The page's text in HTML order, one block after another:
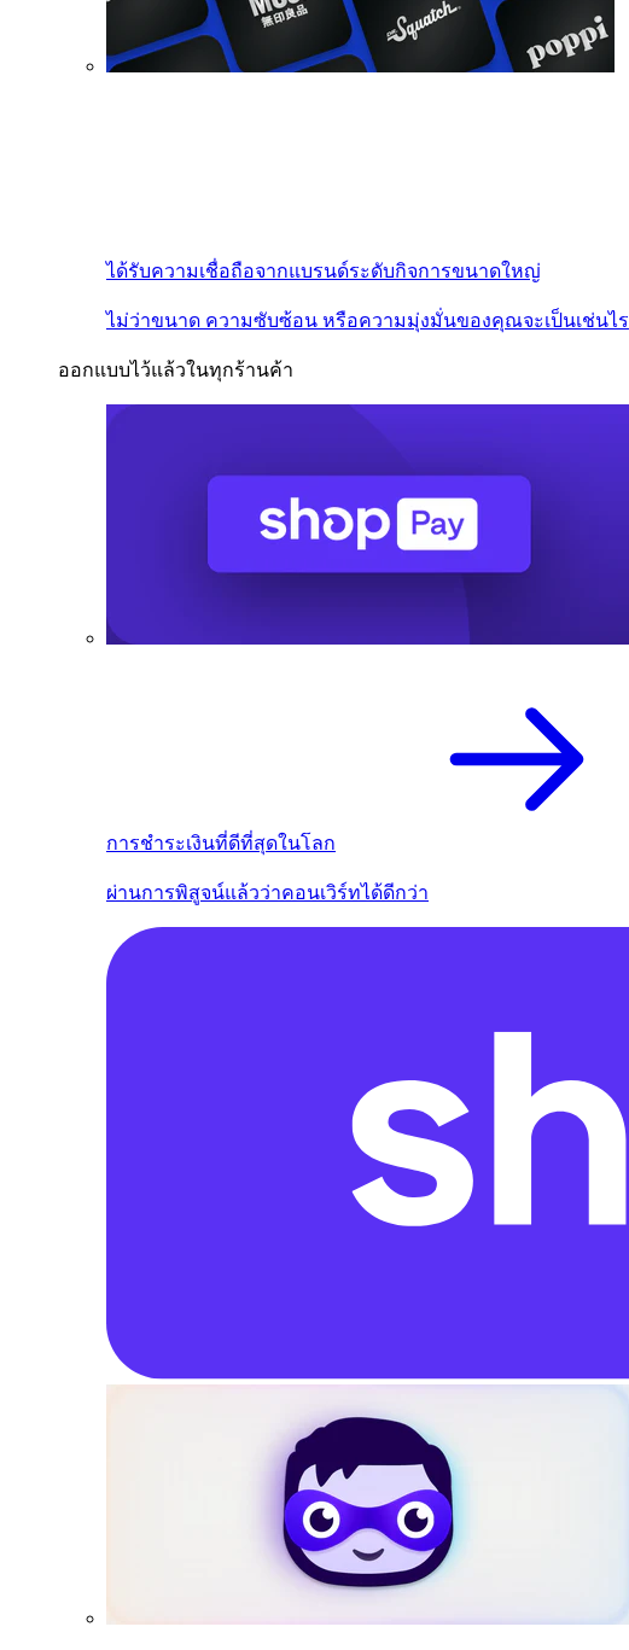
ได้รับความเชื่อถือจากแบรนด์ระดับกิจการขนาดใหญ่
ไม่ว่าขนาด ความซับซ้อน หรือความมุ่งมั่นของคุณจะเป็นเช่นไร
ออกแบบไว้แล้วในทุกร้านค้า
การชำระเงินที่ดีที่สุดในโลก
ผ่านการพิสูจน์แล้วว่าคอนเวิร์ทได้ดีกว่า